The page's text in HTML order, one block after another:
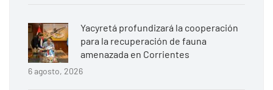
Yacyretá profundizará la cooperación
para la recuperación de fauna
amenazada en Corrientes
6 agosto, 2026